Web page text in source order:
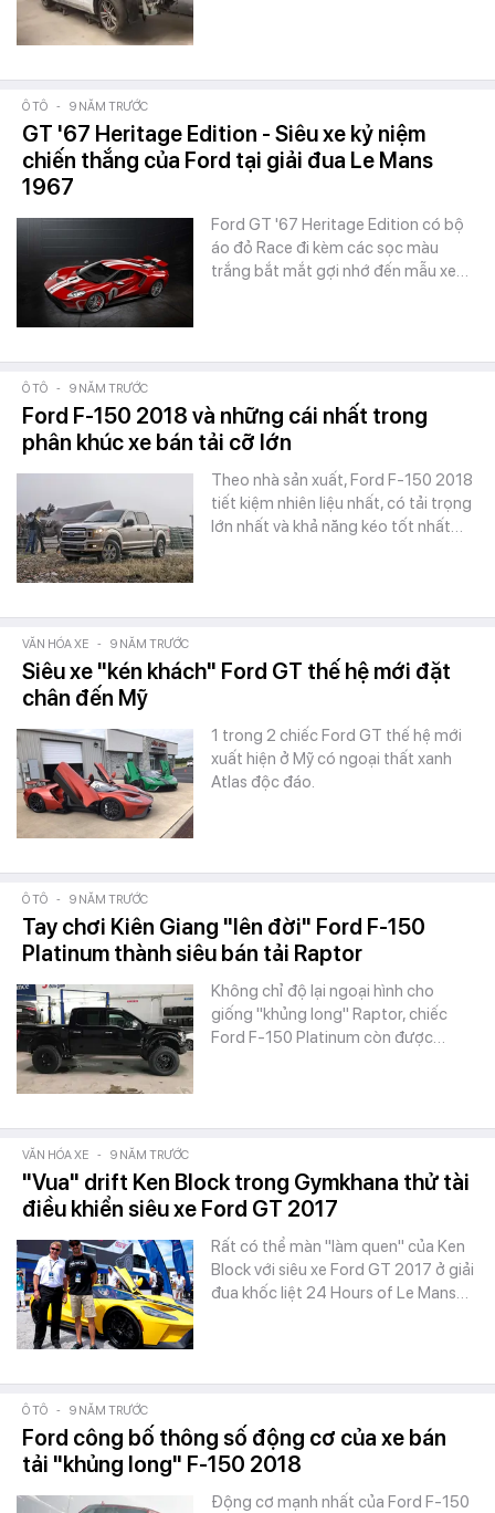
Ô TÔ - 9 NĂM TRƯỚC
GT '67 Heritage Edition - Siêu xe kỷ niệm
chiến thắng của Ford tại giải đua Le Mans
1967
Ford GT '67 Heritage Edition có bộ
áo đỏ Race đi kèm các sọc màu
trắng bắt mắt gợi nhớ đến mẫu xe…
Ô TÔ - 9 NĂM TRƯỚC
Ford F-150 2018 và những cái nhất trong
phân khúc xe bán tải cỡ lớn
Theo nhà sản xuất, Ford F-150 2018
tiết kiệm nhiên liệu nhất, có tải trọng
lớn nhất và khả năng kéo tốt nhất…
VĂN HÓA XE - 9 NĂM TRƯỚC
Siêu xe "kén khách" Ford GT thế hệ mới đặt
chân đến Mỹ
1 trong 2 chiếc Ford GT thế hệ mới
xuất hiện ở Mỹ có ngoại thất xanh
Atlas độc đáo.
Ô TÔ - 9 NĂM TRƯỚC
Tay chơi Kiên Giang "lên đời" Ford F-150
Platinum thành siêu bán tải Raptor
Không chỉ độ lại ngoại hình cho
giống "khủng long" Raptor, chiếc
Ford F-150 Platinum còn được…
VĂN HÓA XE - 9 NĂM TRƯỚC
"Vua" drift Ken Block trong Gymkhana thử tài
điều khiển siêu xe Ford GT 2017
Rất có thể màn "làm quen" của Ken
Block với siêu xe Ford GT 2017 ở giải
đua khốc liệt 24 Hours of Le Mans…
Ô TÔ - 9 NĂM TRƯỚC
Ford công bố thông số động cơ của xe bán
tải "khủng long" F-150 2018
Động cơ mạnh nhất của Ford F-150